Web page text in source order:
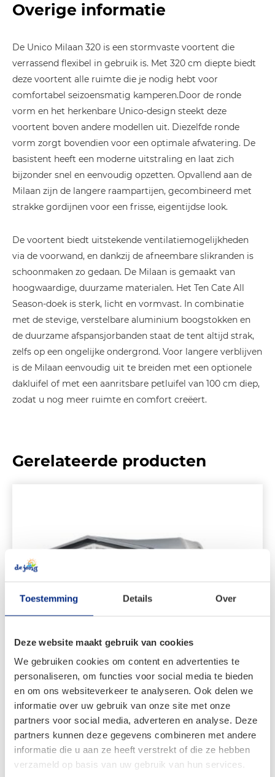
Toestemming Details Over
Deze website maakt gebruik van cookies
We gebruiken cookies om content en advertenties te
personaliseren, om functies voor social media te bieden
en om ons websiteverkeer te analyseren. Ook delen we
informatie over uw gebruik van onze site met onze
partners voor social media, adverteren en analyse. Deze
partners kunnen deze gegevens combineren met andere
informatie die u aan ze heeft verstrekt of die ze hebben
verzameld op basis van uw gebruik van hun services.
Overige informatie
De Unico Milaan 320 is een stormvaste voortent die
verrassend flexibel in gebruik is. Met 320 cm diepte biedt
deze voortent alle ruimte die je nodig hebt voor
comfortabel seizoensmatig kamperen.Door de ronde
vorm en het herkenbare Unico-design steekt deze
voortent boven andere modellen uit. Diezelfde ronde
vorm zorgt bovendien voor een optimale afwatering. De
basistent heeft een moderne uitstraling en laat zich
bijzonder snel en eenvoudig opzetten. Opvallend aan de
Milaan zijn de langere raampartijen, gecombineerd met
strakke gordijnen voor een frisse, eigentijdse look.
De voortent biedt uitstekende ventilatiemogelijkheden
via de voorwand, en dankzij de afneembare slikranden is
schoonmaken zo gedaan. De Milaan is gemaakt van
hoogwaardige, duurzame materialen. Het Ten Cate All
Season-doek is sterk, licht en vormvast. In combinatie
met de stevige, verstelbare aluminium boogstokken en
de duurzame afspansjorbanden staat de tent altijd strak,
zelfs op een ongelijke ondergrond. Voor langere verblijven
is de Milaan eenvoudig uit te breiden met een optionele
dakluifel of met een aanritsbare petluifel van 100 cm diep,
zodat u nog meer ruimte en comfort creëert.
Gerelateerde producten
Dorema Diamond XL270
€2.699,00
Oorspronkelijke
prijs
was:
€1.889,00Huidige
prijs
is:Bekijken